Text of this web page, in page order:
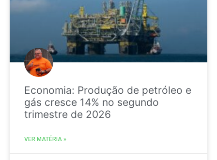
Economia: Produção de petróleo e
gás cresce 14% no segundo
trimestre de 2026
VER MATÉRIA »